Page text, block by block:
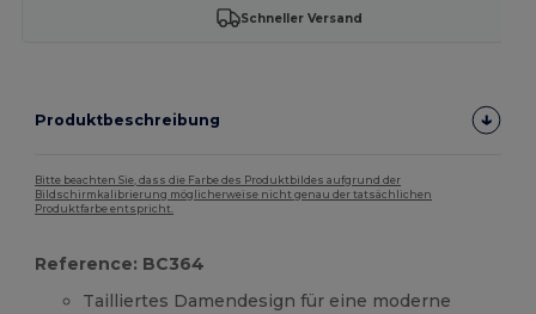
Schneller Versand
Produktbeschreibung
Bitte beachten Sie, dass die Farbe des Produktbildes aufgrund der
Bildschirmkalibrierung möglicherweise nicht genau der tatsächlichen
Produktfarbe entspricht.
Reference: BC364
Tailliertes Damendesign für eine moderne